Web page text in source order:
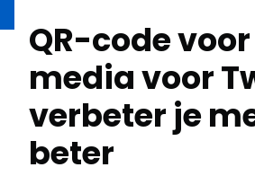
QR-code
media voor
verbeter je
beter